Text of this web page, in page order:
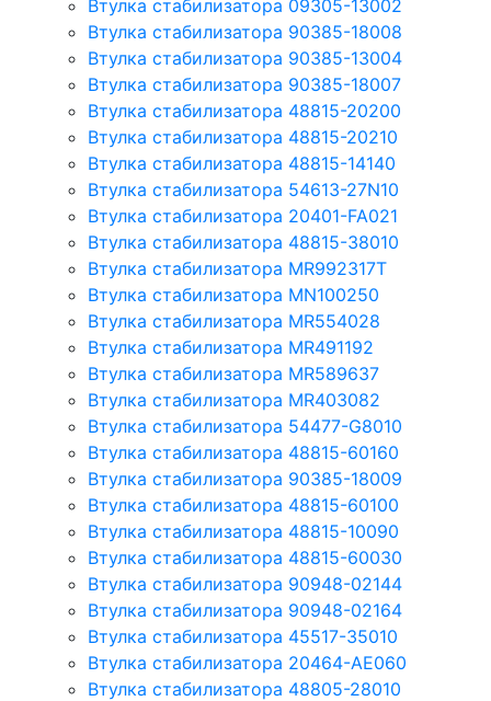
Втулка стабилизатора 09305-13002
Втулка стабилизатора 90385-18008
Втулка стабилизатора 90385-13004
Втулка стабилизатора 90385-18007
Втулка стабилизатора 48815-20200
Втулка стабилизатора 48815-20210
Втулка стабилизатора 48815-14140
Втулка стабилизатора 54613-27N10
Втулка стабилизатора 20401-FA021
Втулка стабилизатора 48815-38010
Втулка стабилизатора MR992317T
Втулка стабилизатора MN100250
Втулка стабилизатора MR554028
Втулка стабилизатора MR491192
Втулка стабилизатора MR589637
Втулка стабилизатора MR403082
Втулка стабилизатора 54477-G8010
Втулка стабилизатора 48815-60160
Втулка стабилизатора 90385-18009
Втулка стабилизатора 48815-60100
Втулка стабилизатора 48815-10090
Втулка стабилизатора 48815-60030
Втулка стабилизатора 90948-02144
Втулка стабилизатора 90948-02164
Втулка стабилизатора 45517-35010
Втулка стабилизатора 20464-AE060
Втулка стабилизатора 48805-28010